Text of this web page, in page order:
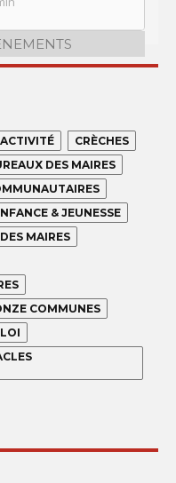
CRÈCHES
DES MAIRES
& JEUNESSE
MAIRES
COMMUNES